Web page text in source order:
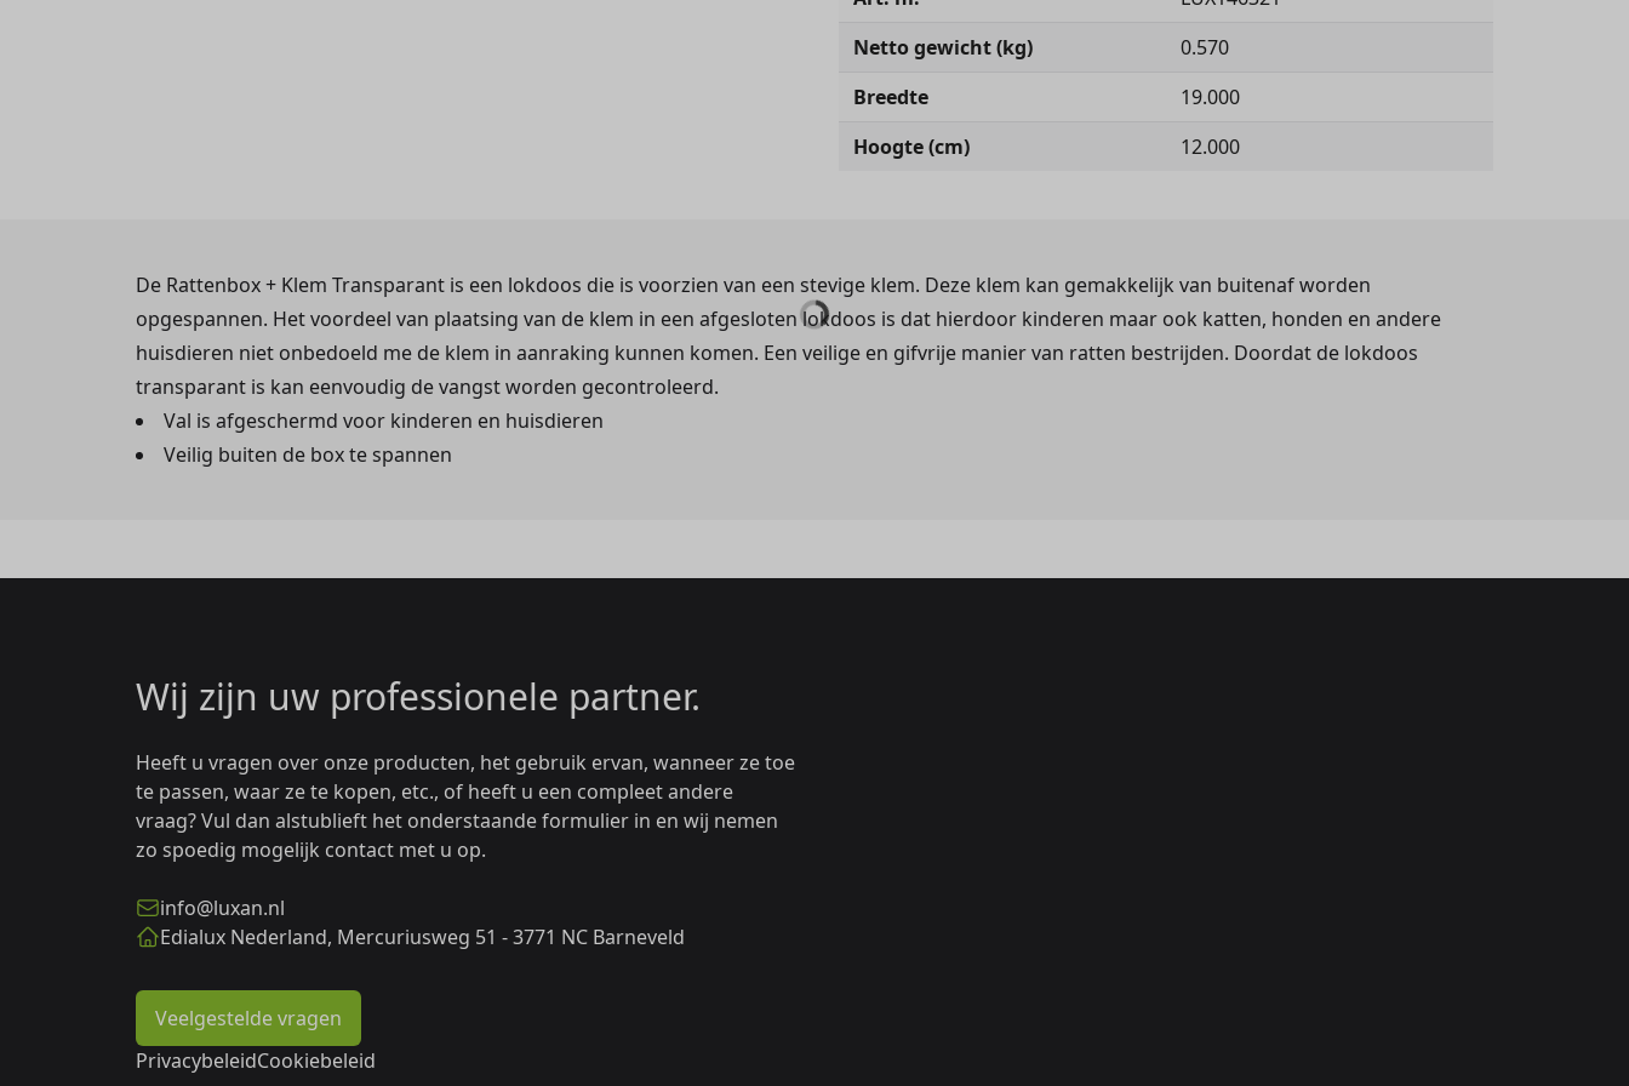
Netto gewicht (kg)
0.570
Breedte
19.000
Hoogte (cm)
12.000
De Rattenbox + Klem Transparant is een lokdoos die is voorzien van een stevige klem. Deze klem kan gemakkelijk van buitenaf worden
opgespannen. Het voordeel van plaatsing van de klem in een afgesloten lokdoos is dat hierdoor kinderen maar ook katten, honden en andere
huisdieren niet onbedoeld me de klem in aanraking kunnen komen. Een veilige en gifvrije manier van ratten bestrijden. Doordat de lokdoos
transparant is kan eenvoudig de vangst worden gecontroleerd.
Val is afgeschermd voor kinderen en huisdieren
Veilig buiten de box te spannen
Wij zijn uw professionele partner.
Heeft u vragen over onze producten, het gebruik ervan, wanneer ze toe
te passen, waar ze te kopen, etc., of heeft u een compleet andere
vraag? Vul dan alstublieft het onderstaande formulier in en wij nemen
zo spoedig mogelijk contact met u op.
info@luxan.nl
Edialux Nederland, Mercuriusweg 51 - 3771 NC Barneveld
Veelgestelde vragen
PrivacybeleidCookiebeleid